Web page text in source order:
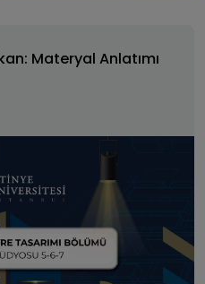
Materyal Anlatımı